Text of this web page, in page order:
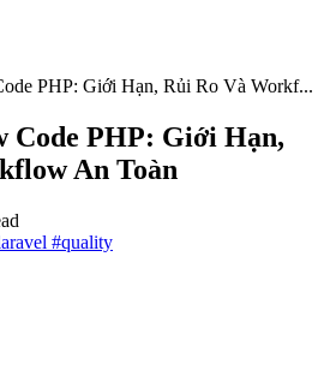
PHP: Giới Hạn, Rủi Ro Và Workf...
Code PHP: Giới Hạn,
An Toàn
#quality